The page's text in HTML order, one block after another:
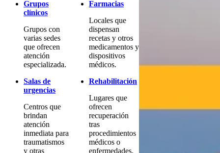
Grupos
clínicos
Grupos con
varias sedes
que ofrecen
atención
especializada.
Salas de
urgencias
Centros que
brindan
atención
inmediata para
traumatismos
y otras
Farmacias
Locales que
dispensan
recetas y otros
medicamentos y
dispositivos
médicos.
Rehabilitación
Lugares que
ofrecen
recuperación
tras
procedimientos
médicos o
enfermedades.